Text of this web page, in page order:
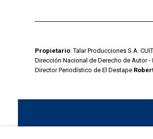
Propietario: Talar Producciones S.A.
Dirección Nacional de Derecho de Autor -
Director Periodístico de El Destape